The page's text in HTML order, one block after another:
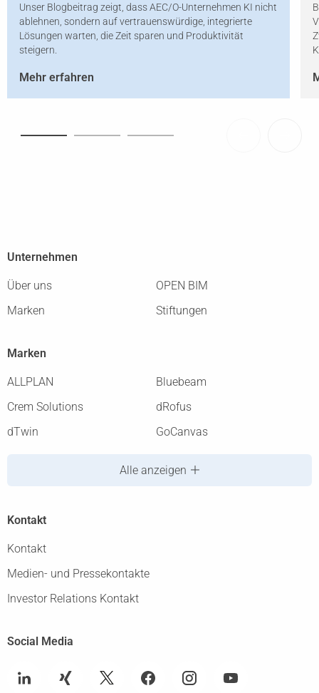
Unser Blogbeitrag zeigt, dass AEC/O-Unternehmen KI nicht
ablehnen, sondern auf vertrauenswürdige, integrierte
Lösungen warten, die Zeit sparen und Produktivität
steigern.
Mehr erfahren
Unternehmen
Über uns
OPEN BIM
Marken
Stiftungen
Marken
ALLPLAN
Bluebeam
Crem Solutions
dRofus
dTwin
GoCanvas
Alle anzeigen
Kontakt
Kontakt
Medien- und Pressekontakte
Investor Relations Kontakt
Social Media